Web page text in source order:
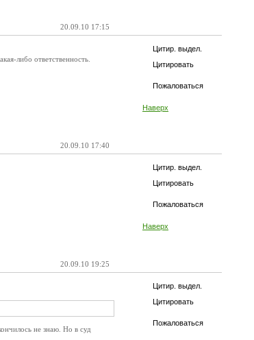
20.09.10 17:15
Цитир. выдел.
Цитировать
Пожаловаться
Наверх
либо ответственность.
20.09.10 17:40
Цитир. выдел.
Цитировать
Пожаловаться
Наверх
20.09.10 19:25
Цитир. выдел.
Цитировать
Пожаловаться
не знаю. Но в суд